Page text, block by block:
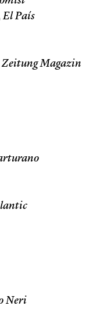
El País
Zeitung Magazin
Neri